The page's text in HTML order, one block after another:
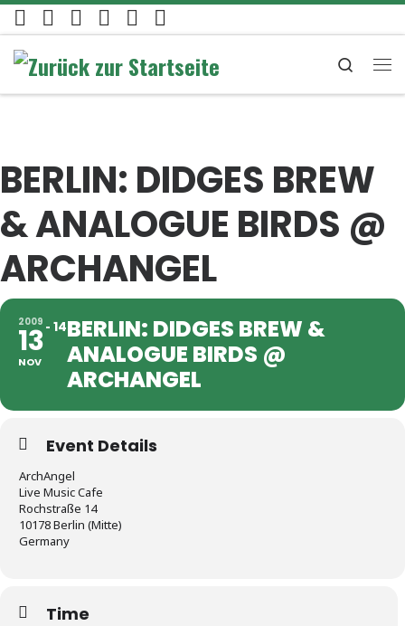
Zum Inhalt springen
Search
BERLIN: DIDGES BREW
& ANALOGUE BIRDS @
ARCHANGEL
2009
13
NOV
14BERLIN: DIDGES BREW &
ANALOGUE BIRDS @
ARCHANGEL
Event Details
ArchAngel
Live Music Cafe
Rochstraße 14
10178 Berlin (Mitte)
Germany
Time